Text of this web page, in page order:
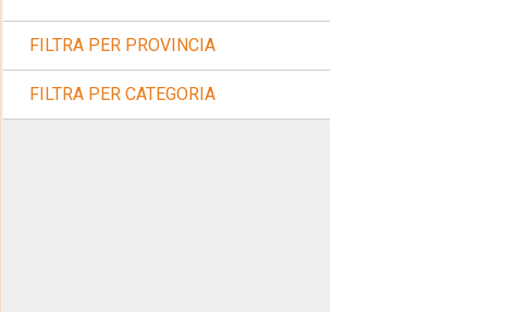
FILTRA PER PROVINCIA
FILTRA PER CATEGORIA